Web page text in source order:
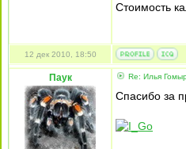
Стоимость
12 дек 2010, 18:50
Паук Re: Илья
Спасибо за